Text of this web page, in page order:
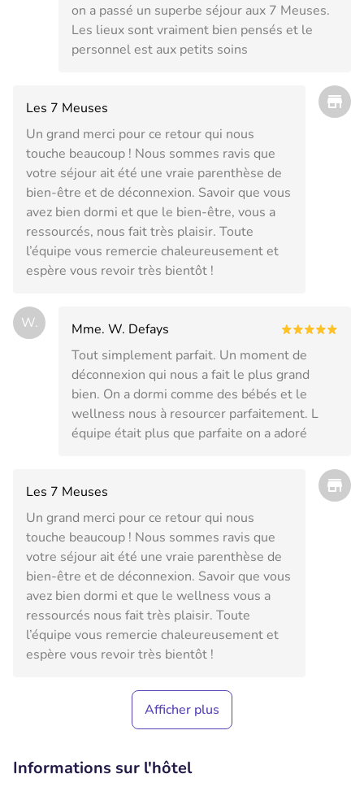
on a passé un superbe séjour aux 7 Meuses.
Les lieux sont vraiment bien pensés et le
personnel est aux petits soins
Les 7 Meuses
Un grand merci pour ce retour qui nous
touche beaucoup ! Nous sommes ravis que
votre séjour ait été une vraie parenthèse de
bien-être et de déconnexion. Savoir que vous
avez bien dormi et que le bien-être, vous a
ressourcés, nous fait très plaisir. Toute
l’équipe vous remercie chaleureusement et
espère vous revoir très bientôt !
W.
Mme. W. Defays
Tout simplement parfait. Un moment de
déconnexion qui nous a fait le plus grand
bien. On a dormi comme des bébés et le
wellness nous à resourcer parfaitement. L
équipe était plus que parfaite on a adoré
Les 7 Meuses
Un grand merci pour ce retour qui nous
touche beaucoup ! Nous sommes ravis que
votre séjour ait été une vraie parenthèse de
bien-être et de déconnexion. Savoir que vous
avez bien dormi et que le wellness vous a
ressourcés nous fait très plaisir. Toute
l’équipe vous remercie chaleureusement et
espère vous revoir très bientôt !
Afficher plus
Informations sur l'hôtel